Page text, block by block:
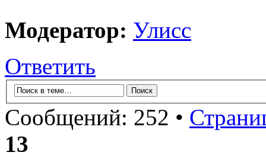
Модератор: Улисс
Ответить
Сообщений: 252 •
13